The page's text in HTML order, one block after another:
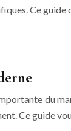
Ce
du
Ce guide